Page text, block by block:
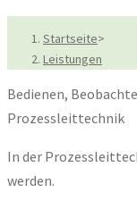
Startseite>
Leistungen
Bedienen,
Prozessleittechnik
In der
werden.